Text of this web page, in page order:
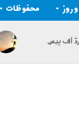
روز محفوظات
آف پیس